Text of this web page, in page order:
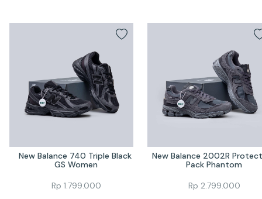
New Balance 740 Triple Black
GS Women
Rp 1.799.000
New Balance 2002R
Pack Phantom
Rp 2.799.000